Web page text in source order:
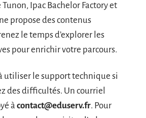
Ipac Bachelor Factory et
propose des contenus
le temps d’explorer les
pour enrichir votre parcours.
utiliser le support technique si
des difficultés. Un courriel
à contact@eduserv.fr. Pour